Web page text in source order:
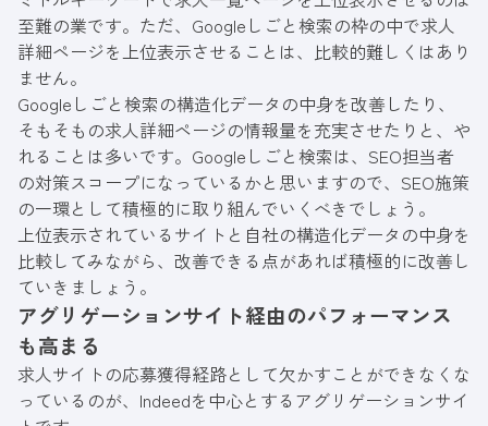
至難の業です。ただ、Googleしごと検索の枠の中で求人
詳細ページを上位表示させることは、比較的難しくはあり
ません。
Googleしごと検索の構造化データの中身を改善したり、
そもそもの求人詳細ページの情報量を充実させたりと、や
れることは多いです。Googleしごと検索は、SEO担当者
の対策スコープになっているかと思いますので、SEO施策
の一環として積極的に取り組んでいくべきでしょう。
上位表示されているサイトと自社の構造化データの中身を
比較してみながら、改善できる点があれば積極的に改善し
ていきましょう。
アグリゲーションサイト経由のパフォーマンス
も高まる
求人サイトの応募獲得経路として欠かすことができなくな
っているのが、Indeedを中心とするアグリゲーションサイ